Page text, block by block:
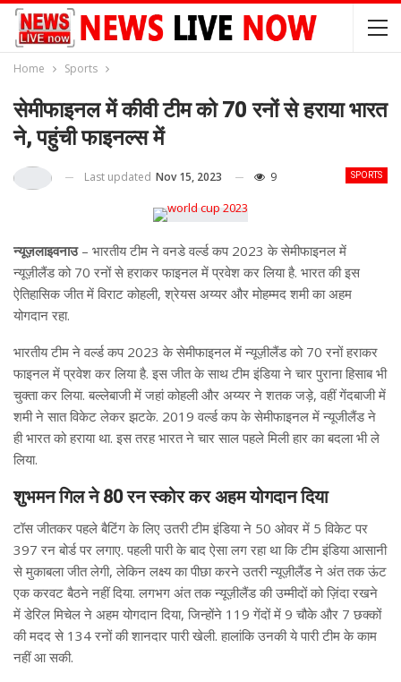
Home Sports
सेमीफाइनल में कीवी टीम को 70 रनों से हराया भारत
ने, पहुंची फाइनल्स में
SPORTS
Last updated Nov 15, 2023 9
न्यूज़लाइवनाउ– भारतीय टीम ने वनडे वर्ल्ड कप 2023 के सेमीफाइनल में
न्यूज़ीलैंड को 70 रनों से हराकर फाइनल में प्रवेश कर लिया है. भारत की इस
ऐतिहासिक जीत में विराट कोहली, श्रेयस अय्यर और मोहम्मद शमी का अहम
योगदान रहा.
भारतीय टीम ने वर्ल्ड कप 2023 के सेमीफाइनल में न्यूज़ीलैंड को 70 रनों हराकर
फाइनल में प्रवेश कर लिया है. इस जीत के साथ टीम इंडिया ने चार पुराना हिसाब भी
चुक्ता कर लिया. बल्लेबाजी में जहां कोहली और अय्यर ने शतक जड़े, वहीं गेंदबाजी में
शमी ने सात विकेट लेकर झटके. 2019 वर्ल्ड कप के सेमीफाइनल में न्यूजीलैंड ने
ही भारत को हराया था. इस तरह भारत ने चार साल पहले मिली हार का बदला भी ले
लिया.
शुभमन गिल ने 80 रन स्कोर कर अहम योगदान दिया
टॉस जीतकर पहले बैटिंग के लिए उतरी टीम इंडिया ने 50 ओवर में 5 विकेट पर
397 रन बोर्ड पर लगाए. पहली पारी के बाद ऐसा लग रहा था कि टीम इंडिया आसानी
से मुकाबला जीत लेगी, लेकिन लक्ष्य का पीछा करने उतरी न्यूज़ीलैंड ने अंत तक ऊंट
एक करवट बैठने नहीं दिया. लगभग अंत तक न्यूज़ीलैंड की उम्मीदों को ज़िंदा रखने
में डेरिल मिचेल ने अहम योगदान दिया, जिन्होंने 119 गेंदों में 9 चौके और 7 छक्कों
की मदद से 134 रनों की शानदार पारी खेली. हालांकि उनकी ये पारी टीम के काम
नहीं आ सकी.